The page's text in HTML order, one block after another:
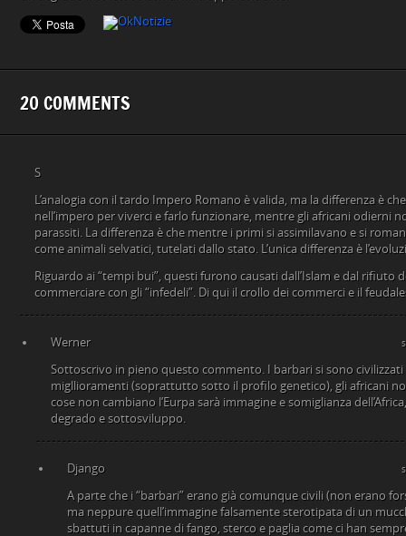
20 COMMENTS
S
L’analogia con il tardo Impero Romano è valida, ma la differenza è
nell’impero per viverci e farlo funzionare, mentre gli africani odierni
parassiti. La differenza è che mentre i primi si assimilavano e si
come animali selvatici, tutelati dallo stato. L’unica differenza è
Riguardo ai “tempi bui”, questi furono causati dall’Islam e dal rifiuto
commerciare con gli “infedeli”. Di qui il crollo dei commerci e il
Werner
Sottoscrivo in pieno questo commento. I barbari si sono
migllioramenti (soprattutto sotto il profilo genetico), gli africani
cose non cambiano l’Eurpa sarà immagine e somiglianza
degrado e sottosviluppo.
Django
A parte che i “barbari” erano già comunque civili (non erano
ma neppure quell’immagine falsamente sterotipata di un
sbattuti in capanne di fango, sterco e paglia come ci han